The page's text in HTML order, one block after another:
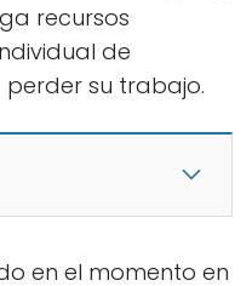
recursos
de
su trabajo.
en el momento en